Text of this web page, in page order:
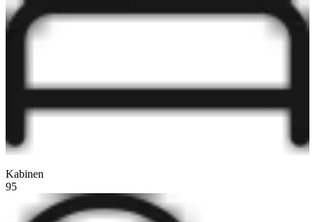
Kabinen
95